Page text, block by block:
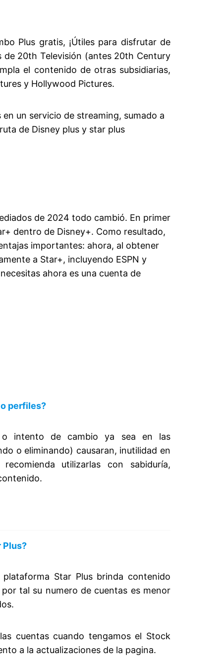
Plus gratis, ¡Útiles para disfrutar de
de 20th Televisión (antes 20th Century
el contenido de otras subsidiarias,
y Hollywood Pictures.
un servicio de streaming, sumado a
de Disney plus y star plus
de 2024 todo cambió. En primer
dentro de Disney+. Como resultado,
importantes: ahora, al obtener
a Star+, incluyendo ESPN y
ahora es una cuenta de
perfiles?
o intento de cambio ya sea en las
o eliminando) causaran, inutilidad en
utilizarlas con sabiduría,
Plus?
Star Plus brinda contenido
tal su numero de cuentas es menor
cuentas cuando tengamos el Stock
a la actualizaciones de la pagina.